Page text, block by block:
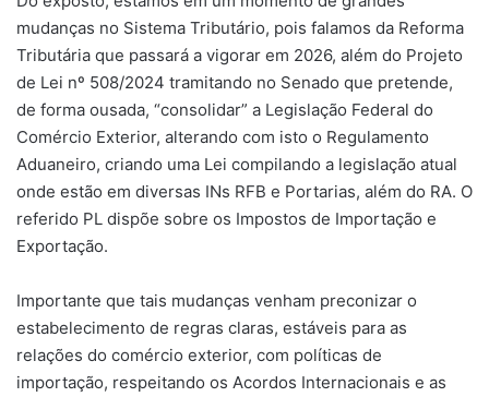
mudanças no Sistema Tributário, pois falamos da Reforma
Tributária que passará a vigorar em 2026, além do Projeto
de Lei nº 508/2024 tramitando no Senado que pretende,
de forma ousada, “consolidar” a Legislação Federal do
Comércio Exterior, alterando com isto o Regulamento
Aduaneiro, criando uma Lei compilando a legislação atual
onde estão em diversas INs RFB e Portarias, além do RA. O
referido PL dispõe sobre os Impostos de Importação e
Exportação.
Importante que tais mudanças venham preconizar o
estabelecimento de regras claras, estáveis para as
relações do comércio exterior, com políticas de
importação, respeitando os Acordos Internacionais e as